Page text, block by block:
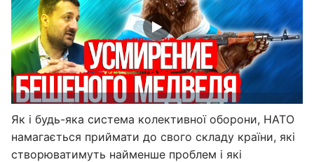
Як і будь-яка система колективної оборони, НАТО
намагається приймати до свого складу країни, які
створюватимуть найменше проблем і які